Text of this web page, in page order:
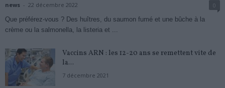
news - 22 décembre 2022
0
Que préférez-vous ? Des huîtres, du saumon fumé et une bûche à la
crème ou la salmonella, la listeria et ...
Vaccins ARN : les 12-20 ans se remettent vite de
la...
7 décembre 2021